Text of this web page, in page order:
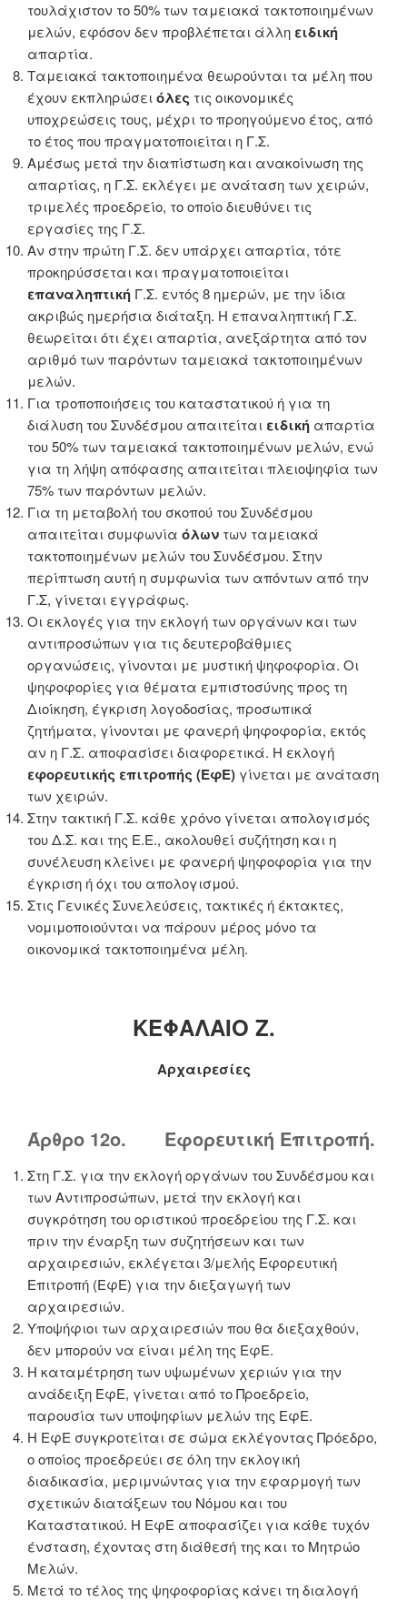
τουλάχιστον το 50% των ταμειακά τακτοποιημένων
μελών, εφόσον δεν προβλέπεται άλλη ειδική
απαρτία.
Ταμειακά τακτοποιημένα θεωρούνται τα μέλη που
έχουν εκπληρώσειόλες τις οικονομικές
υποχρεώσεις τους, μέχρι το προηγούμενο έτος, από
το έτος που πραγματοποιείται η Γ.Σ.
Αμέσως μετά την διαπίστωση και ανακοίνωση της
απαρτίας, η Γ.Σ. εκλέγει με ανάταση των χειρών,
τριμελές προεδρείο, το οποίο διευθύνει τις
εργασίες της Γ.Σ.
Αν στην πρώτη Γ.Σ. δεν υπάρχει απαρτία, τότε
προκηρύσσεται και πραγματοποιείται
επαναληπτική Γ.Σ. εντός 8 ημερών, με την ίδια
ακριβώς ημερήσια διάταξη. Η επαναληπτική Γ.Σ.
θεωρείται ότι έχει απαρτία, ανεξάρτητα από τον
αριθμό των παρόντων ταμειακά τακτοποιημένων
μελών.
Για τροποποιήσεις του καταστατικού ή για τη
διάλυση του Συνδέσμου απαιτείται ειδική απαρτία
του 50% των ταμειακά τακτοποιημένων μελών, ενώ
για τη λήψη απόφασης απαιτείται πλειοψηφία των
75% των παρόντων μελών.
Για τη μεταβολή του σκοπού του Συνδέσμου
απαιτείται συμφωνία όλων των ταμειακά
τακτοποιημένων μελών του Συνδέσμου. Στην
περίπτωση αυτή η συμφωνία των απόντων από την
Γ.Σ, γίνεται εγγράφως.
Οι εκλογές για την εκλογή των οργάνων και των
αντιπροσώπων για τις δευτεροβάθμιες
οργανώσεις, γίνονται με μυστική ψηφοφορία. Οι
ψηφοφορίες για θέματα εμπιστοσύνης προς τη
Διοίκηση, έγκριση λογοδοσίας, προσωπικά
ζητήματα, γίνονται με φανερή ψηφοφορία, εκτός
αν η Γ.Σ. αποφασίσει διαφορετικά. Η εκλογή
εφορευτικής επιτροπής (ΕφΕ) γίνεται με ανάταση
των χειρών.
Στην τακτική Γ.Σ. κάθε χρόνο γίνεται απολογισμός
του Δ.Σ. και της Ε.Ε., ακολουθεί συζήτηση και η
συνέλευση κλείνει με φανερή ψηφοφορία για την
έγκριση ή όχι του απολογισμού.
Στις Γενικές Συνελεύσεις, τακτικές ή έκτακτες,
νομιμοποιούνται να πάρουν μέρος μόνο τα
οικονομικά τακτοποιημένα μέλη.
ΚΕΦΑΛΑΙΟ Ζ.
Αρχαιρεσίες
Άρθρο 12ο. Εφορευτική Επιτροπή.
Στη Γ.Σ. για την εκλογή οργάνων του Συνδέσμου και
των Αντιπροσώπων, μετά την εκλογή και
συγκρότηση του οριστικού προεδρείου της Γ.Σ. και
πριν την έναρξη των συζητήσεων και των
αρχαιρεσιών, εκλέγεται 3/μελής Εφορευτική
Επιτροπή (ΕφΕ) για την διεξαγωγή των
αρχαιρεσιών.
Υποψήφιοι των αρχαιρεσιών που θα διεξαχθούν,
δεν μπορούν να είναι μέλη της ΕφΕ.
Η καταμέτρηση των υψωμένων χεριών για την
ανάδειξη ΕφΕ, γίνεται από το Προεδρείο,
παρουσία των υποψηφίων μελών της ΕφΕ.
Η ΕφΕ συγκροτείται σε σώμα εκλέγοντας Πρόεδρο,
ο οποίος προεδρεύει σε όλη την εκλογική
διαδικασία, μεριμνώντας για την εφαρμογή των
σχετικών διατάξεων του Νόμου και του
Καταστατικού. Η ΕφΕ αποφασίζει για κάθε τυχόν
ένσταση, έχοντας στη διάθεσή της και το Μητρώο
Μελών.
Μετά το τέλος της ψηφοφορίας κάνει τη διαλογή